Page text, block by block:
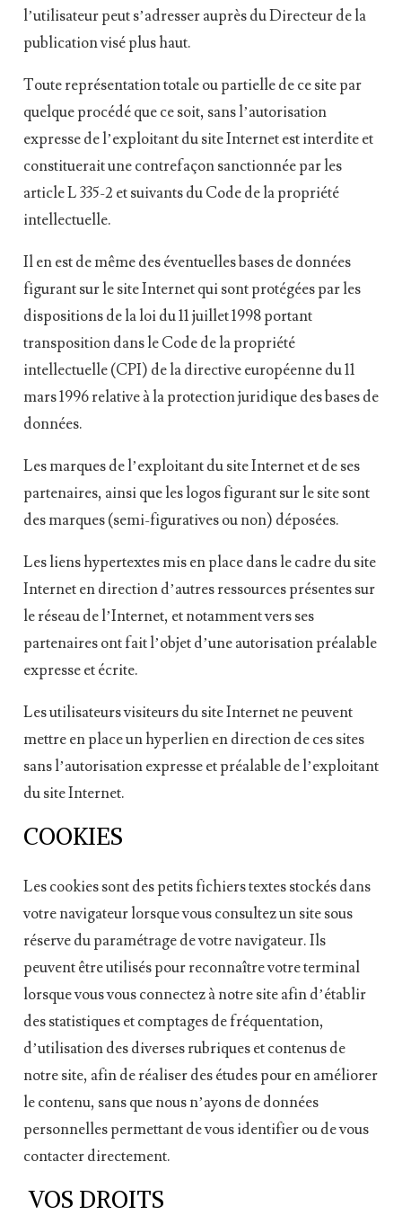
l’utilisateur peut s’adresser auprès du Directeur de la
publication visé plus haut.
Toute représentation totale ou partielle de ce site par
quelque procédé que ce soit, sans l’autorisation
expresse de l’exploitant du site Internet est interdite et
constituerait une contrefaçon sanctionnée par les
article L 335-2 et suivants du Code de la propriété
intellectuelle.
Il en est de même des éventuelles bases de données
figurant sur le site Internet qui sont protégées par les
dispositions de la loi du 11 juillet 1998 portant
transposition dans le Code de la propriété
intellectuelle (CPI) de la directive européenne du 11
mars 1996 relative à la protection juridique des bases de
données.
Les marques de l’exploitant du site Internet et de ses
partenaires, ainsi que les logos figurant sur le site sont
des marques (semi-figuratives ou non) déposées.
Les liens hypertextes mis en place dans le cadre du site
Internet en direction d’autres ressources présentes sur
le réseau de l’Internet, et notamment vers ses
partenaires ont fait l’objet d’une autorisation préalable
expresse et écrite.
Les utilisateurs visiteurs du site Internet ne peuvent
mettre en place un hyperlien en direction de ces sites
sans l’autorisation expresse et préalable de l’exploitant
du site Internet.
COOKIES
Les cookies sont des petits fichiers textes stockés dans
votre navigateur lorsque vous consultez un site sous
réserve du paramétrage de votre navigateur. Ils
peuvent être utilisés pour reconnaître votre terminal
lorsque vous vous connectez à notre site afin d’établir
des statistiques et comptages de fréquentation,
d’utilisation des diverses rubriques et contenus de
notre site, afin de réaliser des études pour en améliorer
le contenu, sans que nous n’ayons de données
personnelles permettant de vous identifier ou de vous
contacter directement.
VOS DROITS